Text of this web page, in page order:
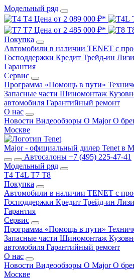
Модельный ряд
T4 Цена от 2 089 000 ₽*
T7 Цена от 2 485 000 ₽*
Покупка
Автомобили в наличии TENET с
Господдержки Кредит Трейд-ин
Гарантия
Сервис
Программа «Помощь в пути»
Запасные части Шиномонтаж
автомобиля Гарантийный ремонт
О нас
Новости Видеообзоры О MajorО
Москве
Major - официальный дилер Tenet в
Автосалоны +7 (495) 225-47-41
Модельный ряд
T4 T4L T7 T8
Покупка
Автомобили в наличии TENET с
Господдержки Кредит Трейд-ин
Гарантия
Сервис
Программа «Помощь в пути»
Запасные части Шиномонтаж
автомобиля Гарантийный ремонт
О нас
Новости Видеообзоры О MajorО
Москве